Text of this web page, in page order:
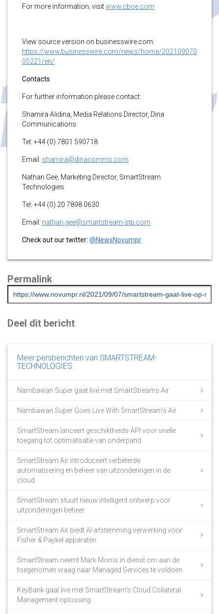
For more information, visitwww.cboe.com
View source version on businesswire.com:
https://www.businesswire.com/news/home/202109070
05221/en/
Contacts
For further information please contact:
Shamira Alidina, Media Relations Director, Dina
Communications
Tel: +44 (0) 7801 590718
Email: shamira@dinacomms.com
Nathan Gee, Marketing Director, SmartStream
Technologies
Tel: +44 (0) 20 7898 0630
Email: nathan.gee@smartstream-stp.com
Check out our twitter: @NewsNovumpr
Permalink
Deel dit bericht
Meer persberichten van SMARTSTREAM-
TECHNOLOGIES
Nambawan Super gaat live met SmartStreams Air
Nambawan Super Goes Live With SmartStream’s Air
SmartStream lanceert geschiktheids-API voor snelle
toegang tot optimalisatie van onderpand
SmartStream Air introduceert verbeterde
automatisering en beheer van uitzonderingen in de
cloud
SmartStream stuurt nieuw intelligent ontwerp voor
uitzonderingen beheer
SmartStream Air biedt AI-afstemming verwerking voor
Fisher & Paykel apparaten
SmartStream neemt Mark Morris in dienst om aan de
toegenomen vraag naar Managed Services te voldoen
KeyBank gaat live met SmartStream’s Cloud Collateral
Management-oplossing